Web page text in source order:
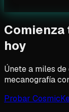
hoy
Únete a miles
mecanografía
Probar